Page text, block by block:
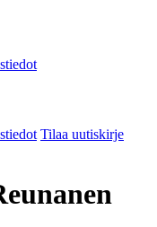
Tilaa uutiskirje